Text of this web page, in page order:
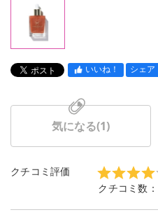
いいね！ シェア
気になる(1)
クチコミ評価
クチコミ数：